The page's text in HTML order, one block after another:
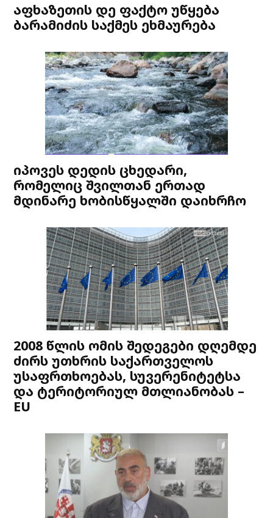
აფხაზეთის დე ფაქტო უწყება
ბარამიძის საქმეს ეხმაურება
იპოვეს დედის ცხედარი,
რომელიც შვილთან ერთად
მდინარე ხობისწყალში დაიხრჩო
2008 წლის ომის შედეგები დღემდე
ძირს უთხრის საქართველოს
უსაფრთხოებას, სუვერენიტეტსა
და ტერიტორიულ მთლიანობას –
EU